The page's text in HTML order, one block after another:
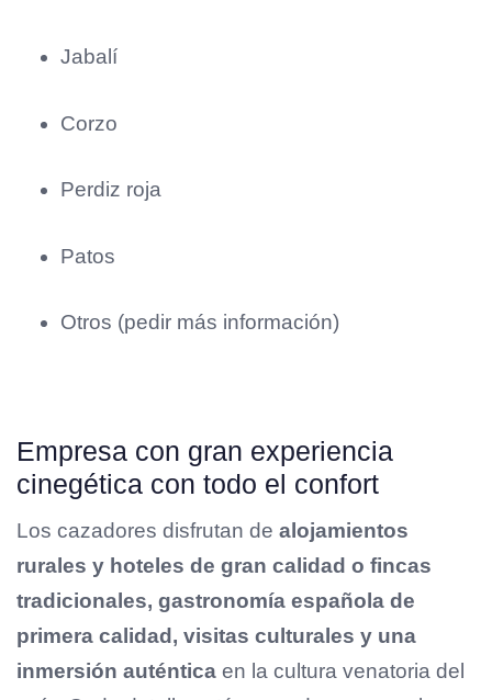
Jabalí
Corzo
Perdiz roja
Patos
Otros (pedir más información)
Empresa con gran experiencia
cinegética con todo el confort
Los cazadores disfrutan de alojamientos
rurales y hoteles de gran calidad o fincas
tradicionales, gastronomía española de
primera calidad, visitas culturales y una
inmersión auténtica en la cultura venatoria del